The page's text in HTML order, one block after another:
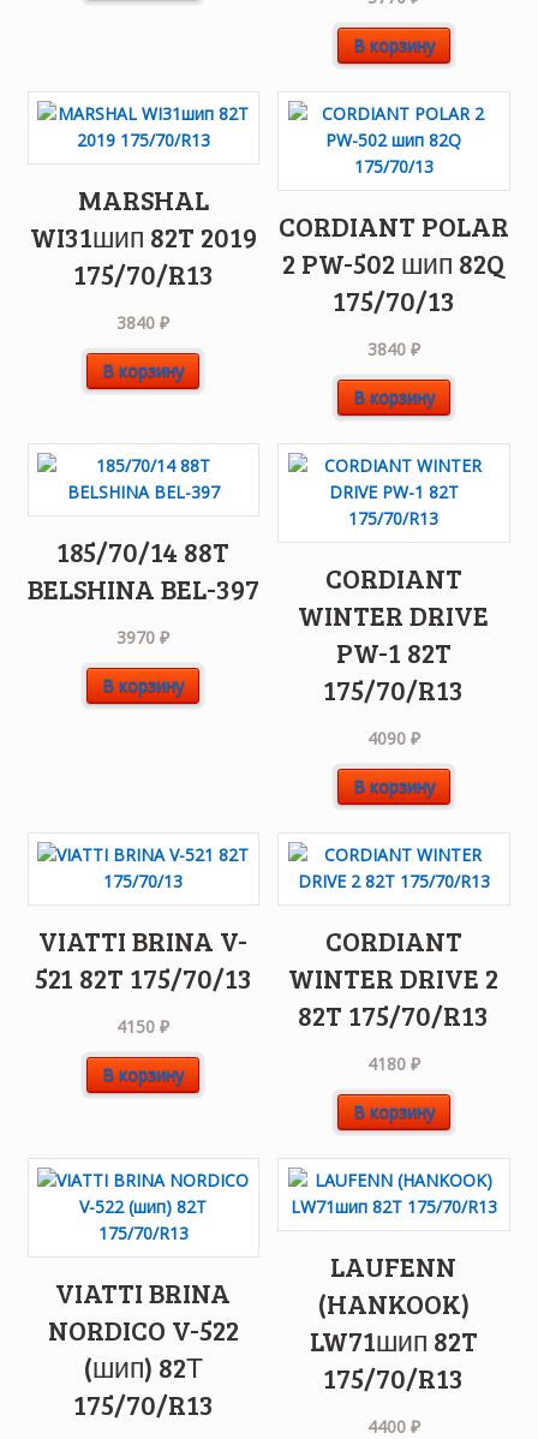
В корзину
MARSHAL
WI31шип 82T 2019
175/70/R13
3840₽
В корзину
CORDIANT POLAR
2 PW-502 шип 82Q
175/70/13
3840 ₽
В корзину
185/70/14 88T
BELSHINA BEL-397
3970₽
В корзину
CORDIANT
WINTER DRIVE
PW-1 82T
175/70/R13
4090 ₽
В корзину
VIATTI BRINA V-
521 82T 175/70/13
4150₽
В корзину
CORDIANT
WINTER DRIVE 2
82T 175/70/R13
4180 ₽
В корзину
VIATTI BRINA
NORDICO V-522
(шип) 82Т
175/70/R13
LAUFENN
(HANKOOK)
LW71шип 82T
175/70/R13
4400 ₽